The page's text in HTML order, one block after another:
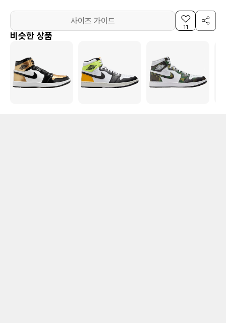
사이즈 가이드
11
비슷한 상품